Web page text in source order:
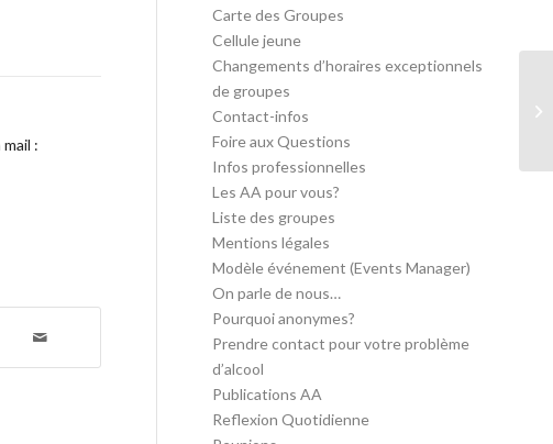
:
Carte des Groupes
Cellule jeune
Changements d’horaires exceptionnels
de groupes
Contact-infos
Foire aux Questions
Infos professionnelles
Les AA pour vous?
Liste des groupes
Mentions légales
Modèle événement (Events Manager)
On parle de nous…
Pourquoi anonymes?
Prendre contact pour votre problème
d’alcool
Publications AA
Reflexion Quotidienne